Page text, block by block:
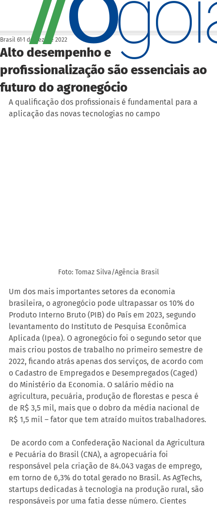
Alto desempenho e
profissionalização são essenciais ao
futuro do agronegócio
Brasil 61 1 de dez. de 2022
A qualificação dos profissionais é fundamental para a
aplicação das novas tecnologias no campo
Foto: Tomaz Silva/Agência Brasil
Um dos mais importantes setores da economia
brasileira, o agronegócio pode ultrapassar os 10% do
Produto Interno Bruto (PIB) do País em 2023, segundo
levantamento do Instituto de Pesquisa Econômica
Aplicada (Ipea). O agronegócio foi o segundo setor que
mais criou postos de trabalho no primeiro semestre de
2022, ficando atrás apenas dos serviços, de acordo com
o Cadastro de Empregados e Desempregados (Caged)
do Ministério da Economia. O salário médio na
agricultura, pecuária, produção de florestas e pesca é
de R$ 3,5 mil, mais que o dobro da média nacional de
R$ 1,5 mil – fator que tem atraído muitos trabalhadores.
e Pecuária do Brasil (CNA), a agropecuária foi
responsável pela criação de 84.043 vagas de emprego,
em torno de 6,3% do total gerado no Brasil. As AgTechs,
startups dedicadas à tecnologia na produção rural, são
responsáveis por uma fatia desse número. Cientes